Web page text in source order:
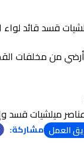
قسد قائد
أرضي من مخلفات
ميلشيات قسد
العمل مشاركة: